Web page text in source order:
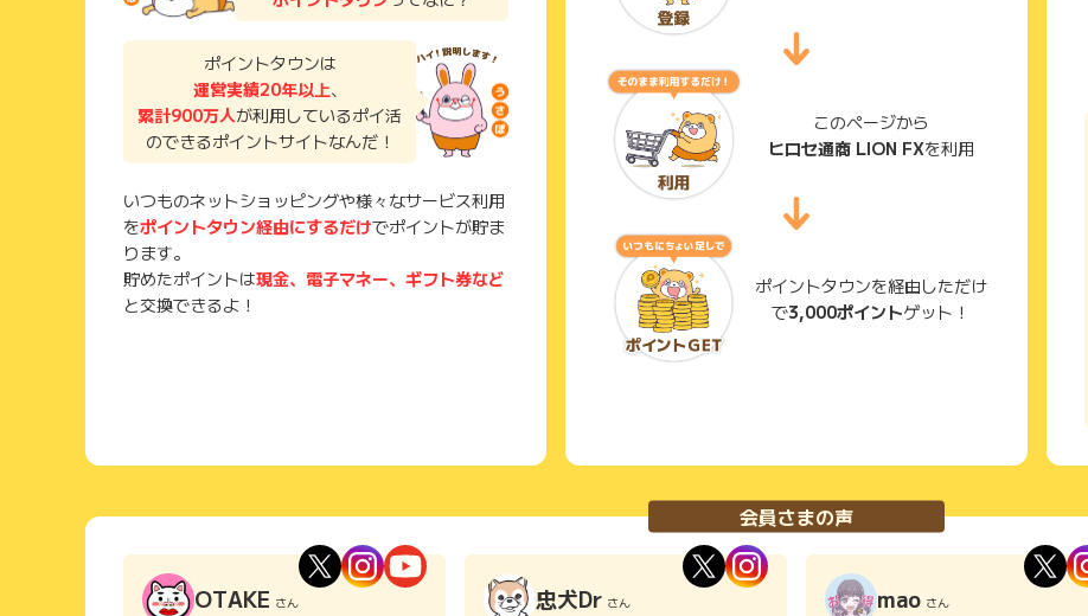
ポイントタウンは
運営実績20年以上、
累計900万人が利用しているポイ活
のできるポイントサイトなんだ！
いつものネットショッピングや様々なサービス利用
をポイントタウン経由にするだけでポイントが貯ま
ります。
貯めたポイントは現金、電子マネー、ギフト券など
と交換できるよ！
このページから
ヒロセ通商 LION FXを利用
ポイントタウンを経由しただけ
で3,000ポイントゲット！
会員さまの声
OTAKE さん 忠犬Dr さん mao さん